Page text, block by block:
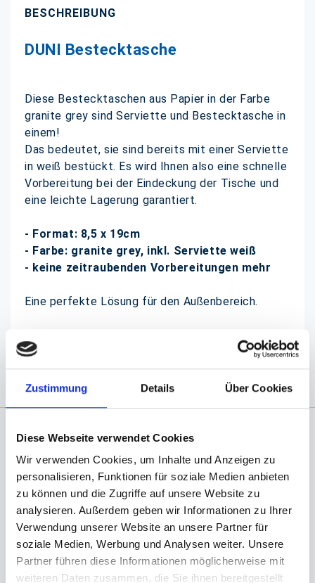
Zustimmung Details Über Cookies
Diese Webseite verwendet Cookies
Wir verwenden Cookies, um Inhalte und Anzeigen zu
personalisieren, Funktionen für soziale Medien anbieten
zu können und die Zugriffe auf unsere Website zu
analysieren. Außerdem geben wir Informationen zu Ihrer
Verwendung unserer Website an unsere Partner für
soziale Medien, Werbung und Analysen weiter. Unsere
Partner führen diese Informationen möglicherweise mit
weiteren Daten zusammen, die Sie ihnen bereitgestellt
BESCHREIBUNG
DUNI Bestecktasche
Diese Bestecktaschen aus Papier in der Farbe
granite grey sind Serviette und Bestecktasche in
einem!
Das bedeutet, sie sind bereits mit einer Serviette
in weiß bestückt. Es wird Ihnen also eine schnelle
Vorbereitung bei der Eindeckung der Tische und
eine leichte Lagerung garantiert.
- Format: 8,5 x 19cm
- Farbe: granite grey, inkl. Serviette weiß
- keine zeitraubenden Vorbereitungen mehr
Eine perfekte Lösung für den Außenbereich.
(Abb. evtl. ähnlich, ggf. ohne Dekoration)
Produktsicherheitsverordnung:packpack.de GmbH, Am
Bullhamm 24-26, D-26441 Jever, info@packpack.de
Sie könnten auch an folgenden Artikeln
interessiert sein